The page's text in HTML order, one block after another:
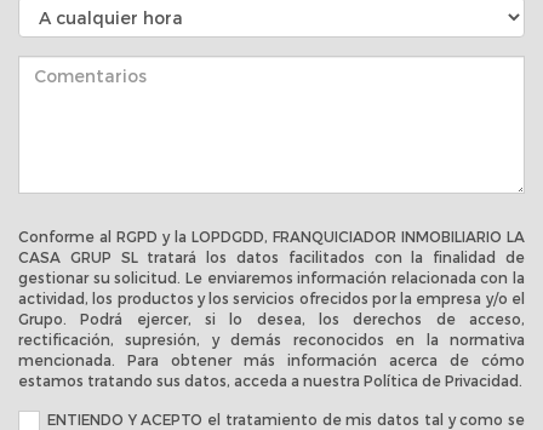
Conforme al RGPD y la LOPDGDD, FRANQUICIADOR INMOBILIARIO LA
CASA GRUP SL tratará los datos facilitados con la finalidad de
gestionar su solicitud. Le enviaremos información relacionada con la
actividad, los productos y los servicios ofrecidos por la empresa y/o el
Grupo. Podrá ejercer, si lo desea, los derechos de acceso,
rectificación, supresión, y demás reconocidos en la normativa
mencionada. Para obtener más información acerca de cómo
estamos tratando sus datos, acceda a nuestra Política de Privacidad .
ENTIENDO Y ACEPTO el tratamiento de mis datos tal y como se